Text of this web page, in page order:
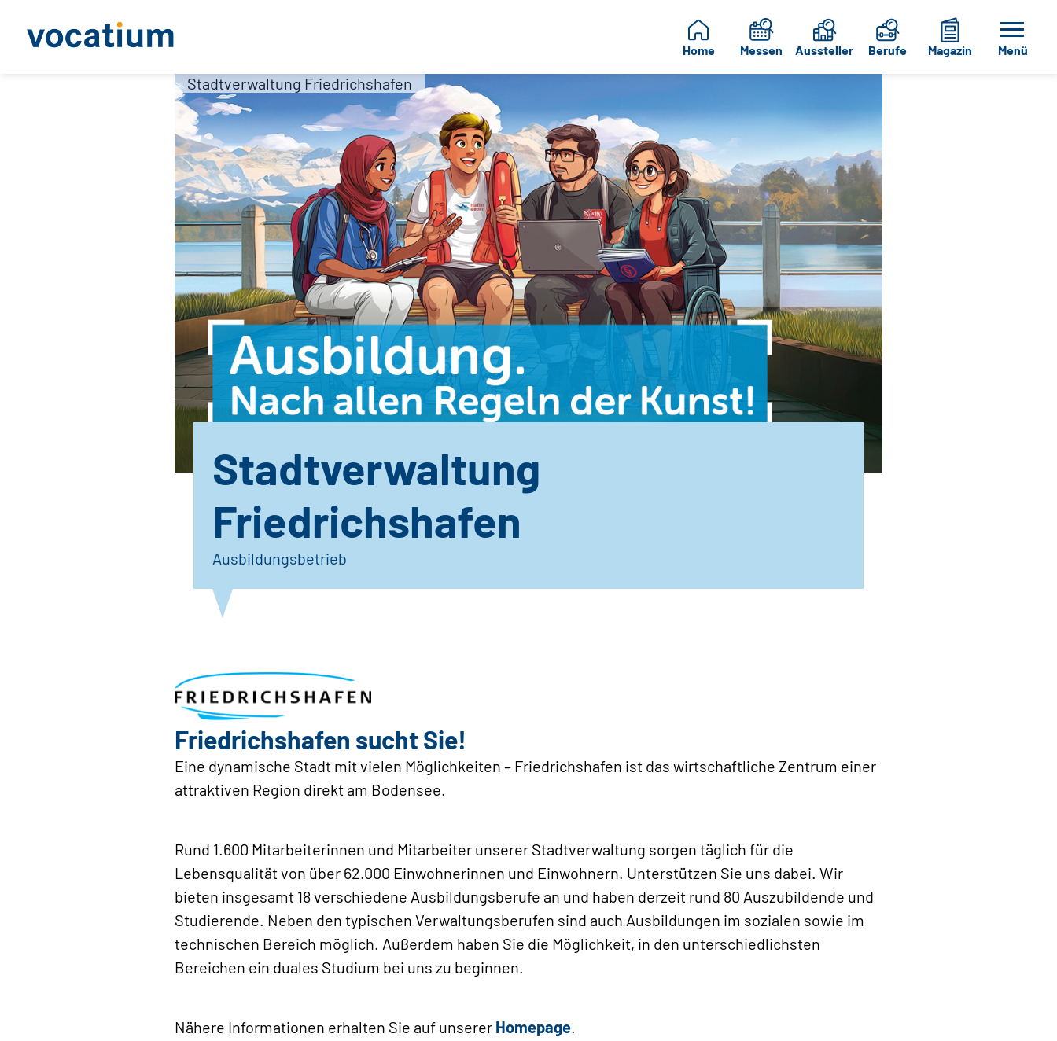
Home Messen Aussteller Berufe Magazin Menü
Stadtverwaltung Friedrichshafen
Stadtverwaltung
Friedrichshafen
Ausbildungsbetrieb
Friedrichshafen sucht Sie!
Eine dynamische Stadt mit vielen Möglichkeiten – Friedrichshafen ist das wirtschaftliche Zentrum einer
attraktiven Region direkt am Bodensee.
Rund 1.600 Mitarbeiterinnen und Mitarbeiter unserer Stadtverwaltung sorgen täglich für die
Lebensqualität von über 62.000 Einwohnerinnen und Einwohnern. Unterstützen Sie uns dabei. Wir
bieten insgesamt 18 verschiedene Ausbildungsberufe an und haben derzeit rund 80 Auszubildende und
Studierende. Neben den typischen Verwaltungsberufen sind auch Ausbildungen im sozialen sowie im
technischen Bereich möglich. Außerdem haben Sie die Möglichkeit, in den unterschiedlichsten
Bereichen ein duales Studium bei uns zu beginnen.
Nähere Informationen erhalten Sie auf unserer Homepage